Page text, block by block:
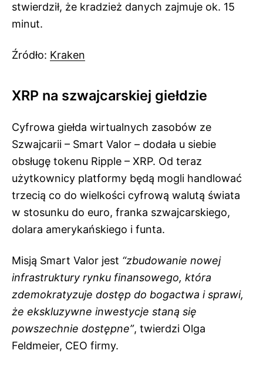
stwierdził, że kradzież danych zajmuje ok. 15
minut.
Źródło: Kraken
XRP na szwajcarskiej giełdzie
Cyfrowa giełda wirtualnych zasobów ze
Szwajcarii – Smart Valor – dodała u siebie
obsługę tokenu Ripple – XRP. Od teraz
użytkownicy platformy będą mogli handlować
trzecią co do wielkości cyfrową walutą świata
w stosunku do euro, franka szwajcarskiego,
dolara amerykańskiego i funta.
Misją Smart Valor jest “zbudowanie nowej
infrastruktury rynku finansowego, która
zdemokratyzuje dostęp do bogactwa i sprawi,
że ekskluzywne inwestycje staną się
powszechnie dostępne”, twierdzi Olga
Feldmeier, CEO firmy.